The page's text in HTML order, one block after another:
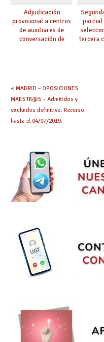
Adjudicación
provisional a centros
de auxiliares de
conversación de
parcial
tercera
« MADRID – OPOSICIONES
MAESTR@S – Admitidos y
excluidos definitivo. Recurso
hasta el 04/07/2019.